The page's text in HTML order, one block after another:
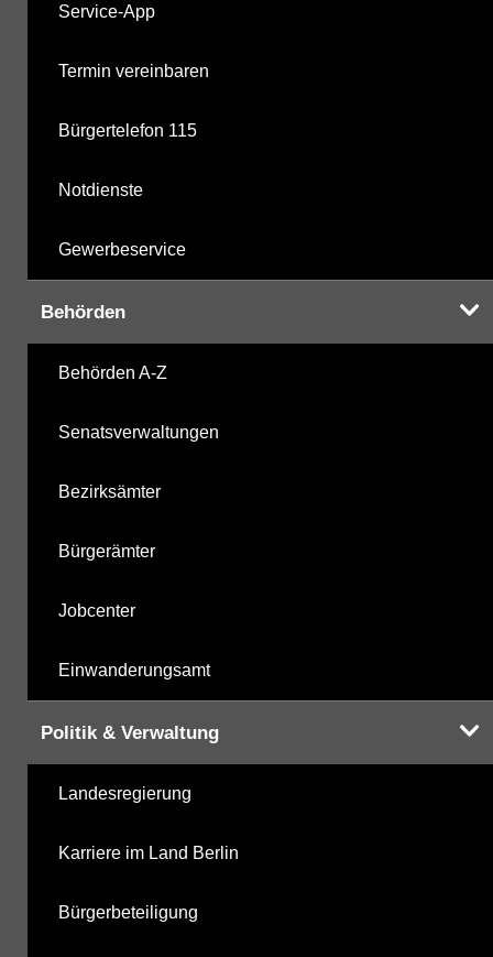
Service-App
Termin vereinbaren
Bürgertelefon 115
Notdienste
Gewerbeservice
Behörden
Behörden A-Z
Senatsverwaltungen
Bezirksämter
Bürgerämter
Jobcenter
Einwanderungsamt
Politik & Verwaltung
Landesregierung
Karriere im Land Berlin
Bürgerbeteiligung